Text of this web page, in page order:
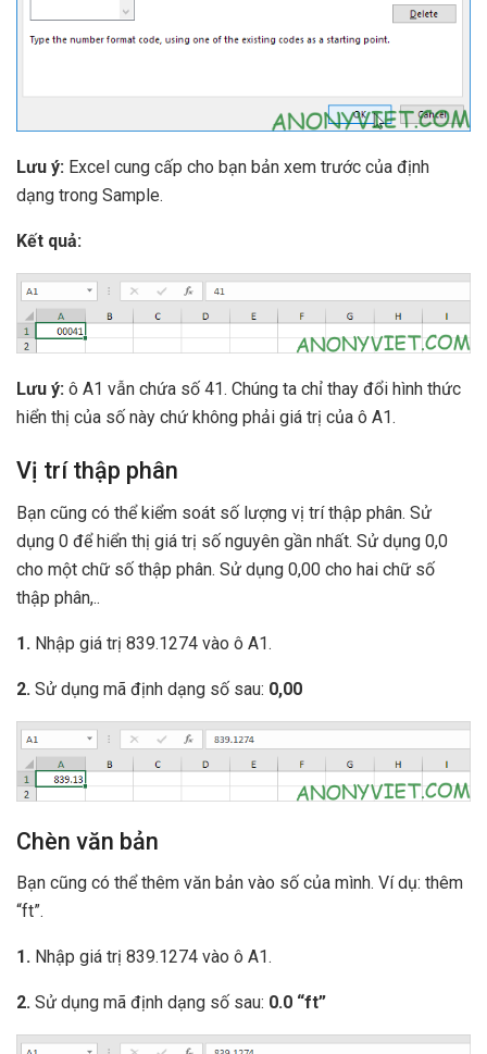
Lưu ý: Excel cung cấp cho bạn bản xem trước của định
dạng trong Sample.
Kết quả:
Lưu ý: ô A1 vẫn chứa số 41. Chúng ta chỉ thay đổi hình thức
hiển thị của số này chứ không phải giá trị của ô A1.
Vị trí thập phân
Bạn cũng có thể kiểm soát số lượng vị trí thập phân. Sử
dụng 0 để hiển thị giá trị số nguyên gần nhất. Sử dụng 0,0
cho một chữ số thập phân. Sử dụng 0,00 cho hai chữ số
thập phân,..
1. Nhập giá trị 839.1274 vào ô A1.
2. Sử dụng mã định dạng số sau: 0,00
Chèn văn bản
Bạn cũng có thể thêm văn bản vào số của mình. Ví dụ: thêm
“ft”.
1. Nhập giá trị 839.1274 vào ô A1.
2. Sử dụng mã định dạng số sau: 0.0 “ft”